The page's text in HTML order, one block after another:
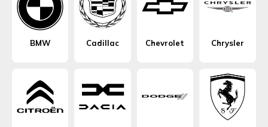
BMW Cadillac Chevrolet Chrysler